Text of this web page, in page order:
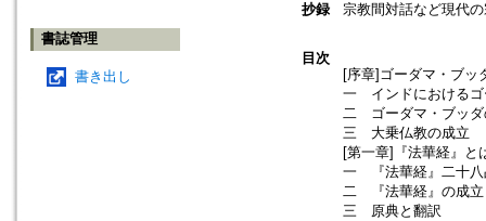
書誌管理
書き出し
抄録
宗教間対話など現代
目次
[序章]ゴーダマ・ブッ
一 インドにおけるゴ
二 ゴーダマ・ブッダ
三 大乗仏教の成立
[第一章]『法華経』と
一 『法華経』二十八
二 『法華経』の成立
三 原典と翻訳